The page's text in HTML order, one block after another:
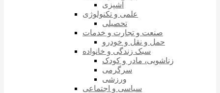
آشپزی
علمی و تکنولوژی
تحصیلی
صنعت و تجارت و خدمات
حمل و نقل و خودرو
سبک زندگی و خانواده
زناشویی، مادر و کودک
سرگرمی
ورزشی
سیاسی و اجتماعی